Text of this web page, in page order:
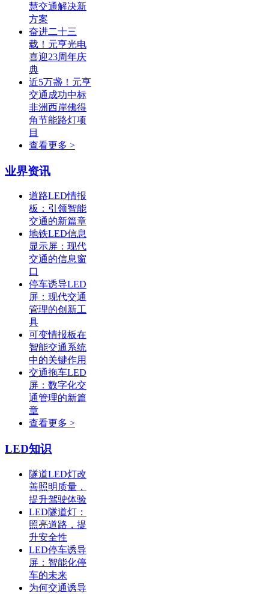
慧交通解决新
方案
奋进二十三
载！元亨光电
喜迎23周年庆
典
近5万盏！元亨
交通成功中标
非洲西岸佛得
角节能路灯项
目
查看更多 >
业界资讯
道路LED情报
板：引领智能
交通的新篇章
地铁LED信息
显示屏：现代
交通的信息窗
口
停车诱导LED
屏：现代交通
管理的创新工
具
可变情报板在
智能交通系统
中的关键作用
交通拖车LED
屏：数字化交
通管理的新篇
章
查看更多 >
LED知识
隧道LED灯改
善照明质量，
提升驾驶体验
LED隧道灯：
照亮道路，提
升安全性
LED停车诱导
屏：智能化停
车的未来
为何交通诱导